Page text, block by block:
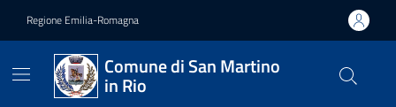
Regione Emilia-Romagna
Comune di San Martino
in Rio